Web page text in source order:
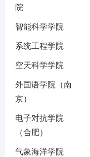
院
智能科学学院
系统工程学院
空天科学学院
外国语学院（南
京）
电子对抗学院
（合肥）
气象海洋学院